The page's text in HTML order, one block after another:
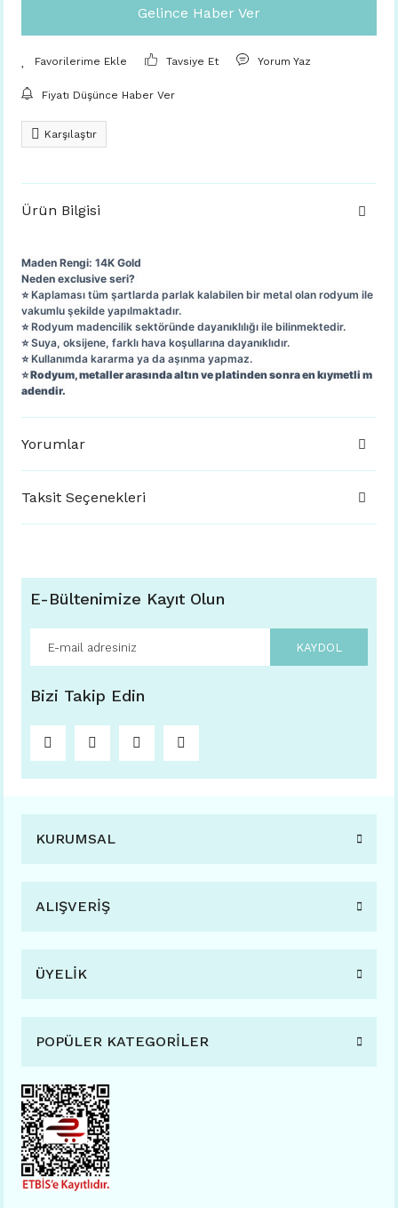
Gelince Haber Ver
Tavsiye Et Yorum Yaz
Fiyatı Düşünce Haber Ver
Karşılaştır
Ürün Bilgisi
Maden Rengi: 14K Gold
Neden exclusive seri?
⭐️ Kaplaması tüm şartlarda parlak kalabilen bir metal olan rodyum ile
vakumlu şekilde yapılmaktadır.
⭐️ Rodyum madencilik sektöründe dayanıklılığı ile bilinmektedir.
⭐️ Suya, oksijene, farklı hava koşullarına dayanıklıdır.
⭐️ Kullanımda kararma ya da aşınma yapmaz.
⭐️ Rodyum, metaller arasında altın ve platinden sonra en kıymetli m
adendir.
Yorumlar
Taksit Seçenekleri
E-Bültenimize Kayıt Olun
KAYDOL
Bizi Takip Edin
KURUMSAL
ALIŞVERİŞ
ÜYELİK
POPÜLER KATEGORİLER